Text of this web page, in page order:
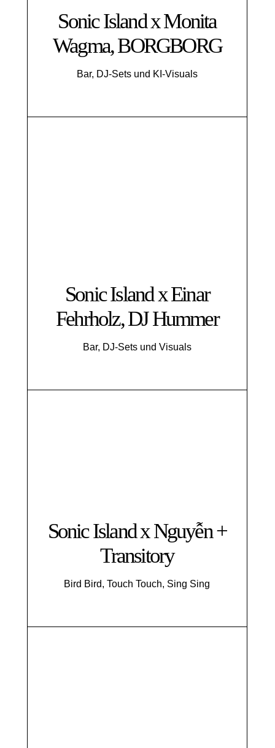
Sonic Island x Monita
Wagma, BORGBORG
Bar, DJ-Sets und KI-Visuals
Sonic Island x Einar
Fehrholz, DJ Hummer
Bar, DJ-Sets und Visuals
Sonic Island x Nguyễn +
Transitory
Bird Bird, Touch Touch, Sing Sing